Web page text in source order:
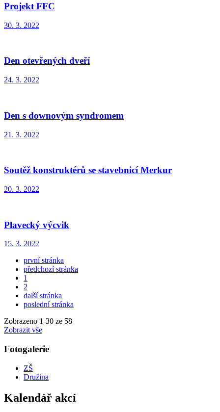
Projekt FFC
30. 3. 2022
Den otevřených dveří
24. 3. 2022
Den s downovým syndromem
21. 3. 2022
Soutěž konstruktérů se stavebnicí Merkur
20. 3. 2022
Plavecký výcvik
15. 3. 2022
první stránka
předchozí stránka
1
2
další stránka
poslední stránka
Zobrazeno 1-30 ze 58
Zobrazit vše
Fotogalerie
ZŠ
Družina
Kalendář akcí